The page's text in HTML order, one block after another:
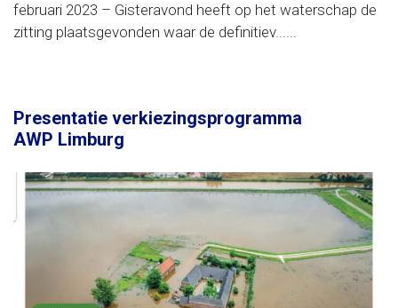
februari 2023 – Gisteravond heeft op het waterschap de
zitting plaatsgevonden waar de definitiev......
Presentatie verkiezingsprogramma
AWP Limburg